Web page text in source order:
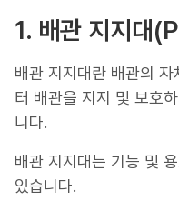
1. 배관 지지
배관 지지대란 배관의
터 배관을 지지 및 보호
니다.
배관 지지대는 기능 및
있습니다.